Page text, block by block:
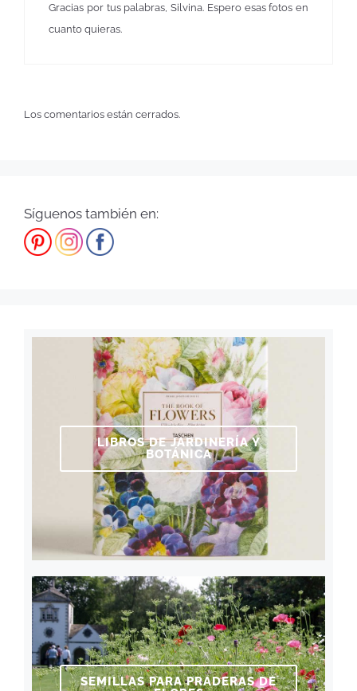
Gracias por tus palabras, Silvina. Espero esas fotos en
cuanto quieras.
Los comentarios están cerrados.
Síguenos también en:
LIBROS DE JARDINERÍA Y
BOTÁNICA
SEMILLAS PARA PRADERAS DE